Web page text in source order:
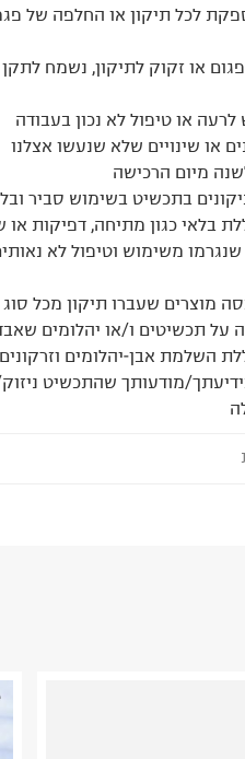
לכל תיקון או החלפה של
או זקוק לתיקון, נשמח לתקן
או טיפול לא נכון בעבודה
או שינויים שלא שנעשו אצלנו
מיום הרכישה
בתכשיט בשימוש סביר
בלאי כגון מתיחה, דפיקות
משימוש וטיפול לא
מוצרים שעברו תיקון מכל סוג
על תכשיטים ו/או יהלומים
השלמת אבן-יהלומים
מודעותך שהתכשיט
המתאימה לכם,
חשוב להדביק את מדבקת